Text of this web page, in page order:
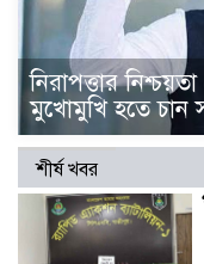
নিরাপত্তার
মুখোমুখি হতে চান
শীর্ষ খবর